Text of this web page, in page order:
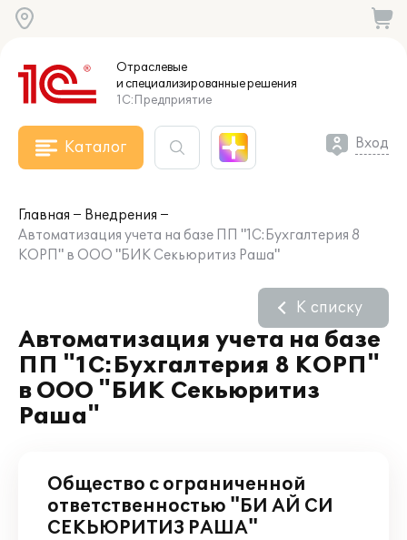
Отраслевые
и специализированныерешения
1С:Предприятие
Каталог Вход
Главная
Внедрения
Автоматизация учета на базе ПП "1С:Бухгалтерия 8
КОРП" в ООО "БИК Секьюритиз Раша"
Автоматизация учета на базе
ПП "1С:Бухгалтерия 8 КОРП"
в ООО "БИК Секьюритиз
Раша"
К списку
Общество с ограниченной
ответственностью "БИ АЙ СИ
СЕКЬЮРИТИЗ РАША"